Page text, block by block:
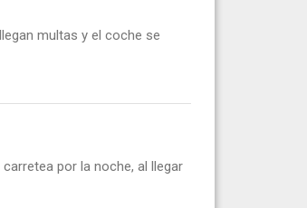
multas y el coche se
por la noche, al llegar